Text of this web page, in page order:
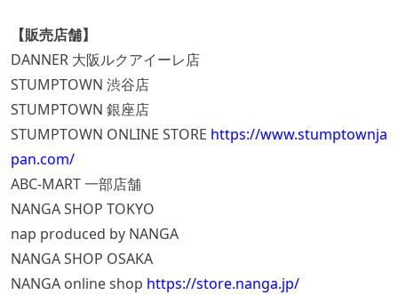
【販売店舗】
DANNER 大阪ルクアイーレ店
STUMPTOWN 渋谷店
STUMPTOWN 銀座店
STUMPTOWN ONLINE STORE https://www.stumptownja
pan.com/
ABC-MART 一部店舗
NANGA SHOP TOKYO
nap produced by NANGA
NANGA SHOP OSAKA
NANGA online shop https://store.nanga.jp/